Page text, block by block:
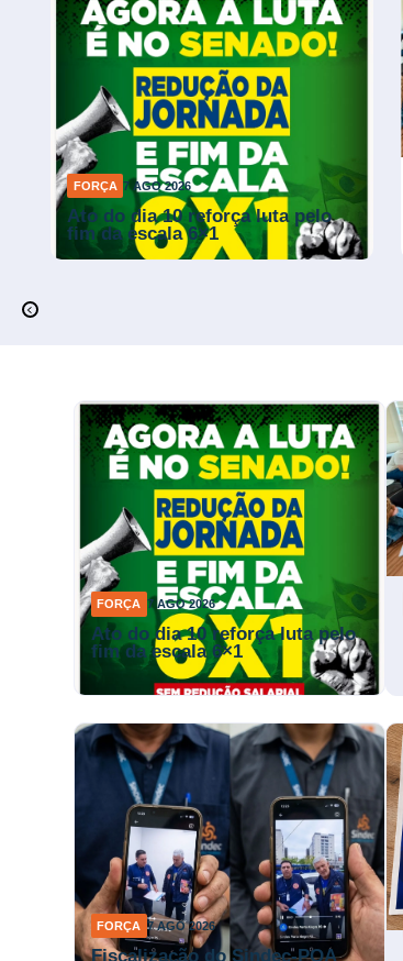
FORÇA 7 AGO 2026
Fiscalização do Sindec-POA
garante direitos após denúncias
FORÇA 7 AGO 2026
Ato do dia 10 reforça luta pelo
fim da escala 6×1
FORÇA 7 AGO 2026